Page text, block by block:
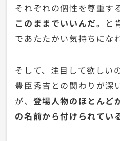
それぞれの個性を尊重す
このままでいいんだ。 と
であたたかい気持ちにな
そして、注目して欲しい
豊臣秀吉との関わりが深
が、 登場人物のほとんど
の名前から付けられてい